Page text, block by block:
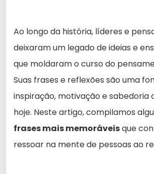
Ao longo da história, líderes e
deixaram um legado de ideias e
que moldaram o curso do
Suas frases e reflexões são uma
inspiração, motivação e sabedoria
hoje. Neste artigo, compilamos
frases mais memoráveisque
ressoar na mente de pessoas ao